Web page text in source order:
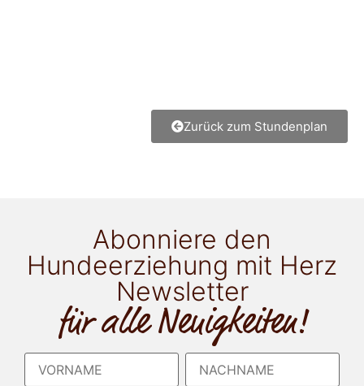
Zurück zum Stundenplan
Abonniere den
Hundeerziehung mit Herz
Newsletter
für alle Neuigkeiten!